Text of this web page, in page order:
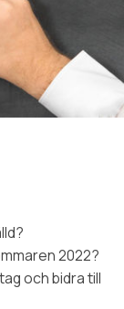
2022?
och bidra till